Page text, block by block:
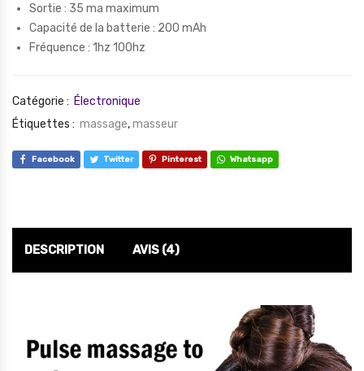
Sortie : 35 ma maximum
Capacité de la batterie : 200 mAh
Fréquence : 1hz 100hz
Catégorie : Électronique
Étiquettes : massage,masseur
Facebook Twitter Pinterest Whatsapp
DESCRIPTION AVIS (4)